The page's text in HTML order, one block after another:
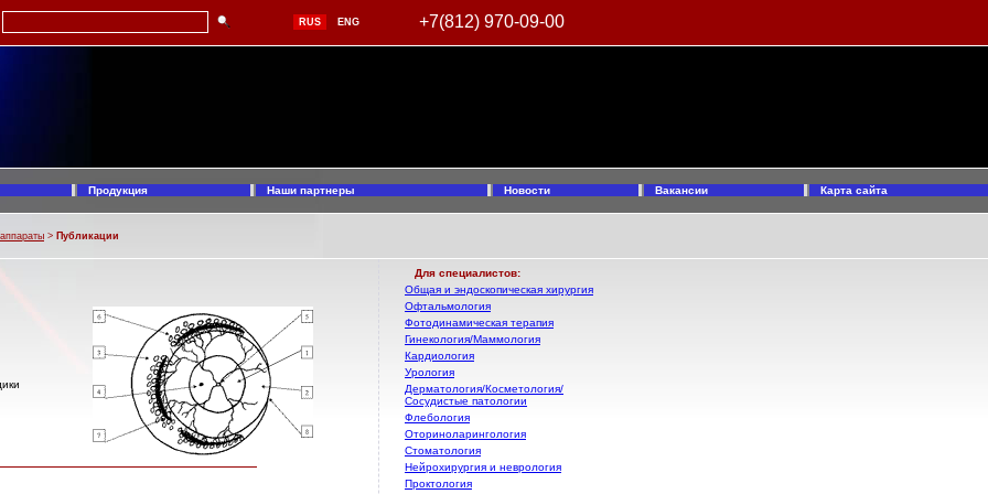
RUS ENG +7(812) 970-09-00
Продукция Наши партнеры Новости Вакансии Карта сайта
> Публикации
Для специалистов:
Общая и эндоскопическая хирургия
Офтальмология
Фотодинамическая терапия
Гинекология/Маммология
Кардиология
Урология
Дерматология/Косметология/
Сосудистые патологии
Флебология
Оториноларингология
Стоматология
Нейрохирургия и неврология
Проктология